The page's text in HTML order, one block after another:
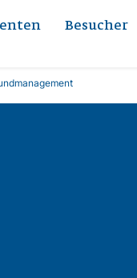
Besucher